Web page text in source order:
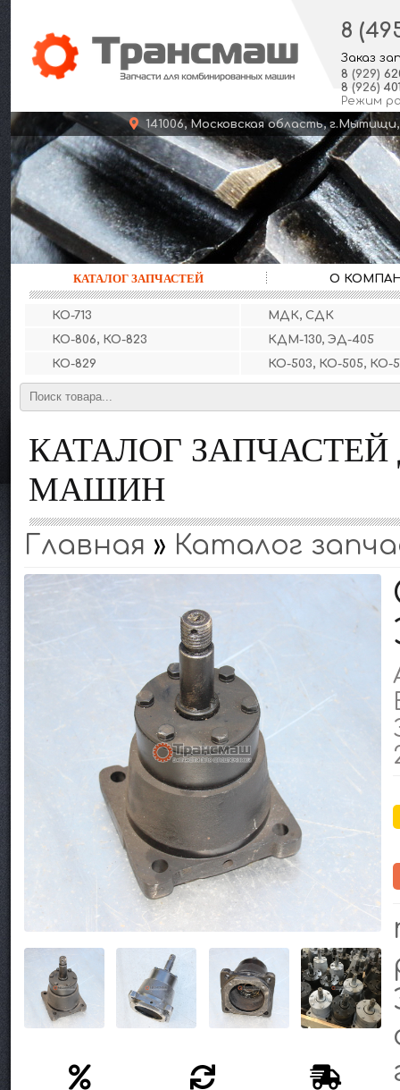
8
Заказ
8 (929)
8 (926)
Режим
141006, Московская область,
КАТАЛОГ ЗАПЧАСТЕЙ О
КО-713
МДК, СДК
КО-806, КО-823
КДМ-130, ЭД-405
КО-829
КО-503, КО-505, КО-
КАТАЛОГ
МАШИН
Главная » Каталог